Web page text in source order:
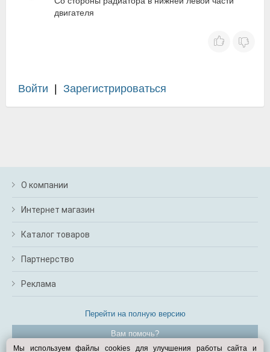
двигателя
Войти Зарегистрироваться
О компании
Интернет магазин
Каталог товаров
Партнерство
Реклама
Перейти на полную версию
Вам помочь?
Мы используем файлы cookies для улучшения работы сайта и